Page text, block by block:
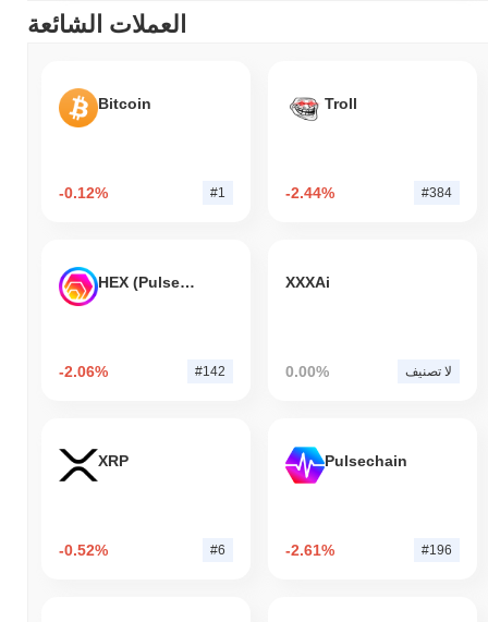
العملات الشائعة
Bitcoin
-0.12% #1
Troll
-2.44% #384
HEX (Pulsechain)
-2.06% #142
XXXAi
0.00% لا تصنيف
XRP
-0.52% #6
Pulsechain
-2.61% #196